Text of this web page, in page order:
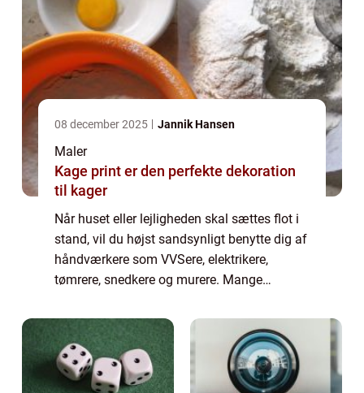
08 december 2025 Jannik Hansen
Maler
Kage print er den perfekte dekoration
til kager
Når huset eller lejligheden skal sættes flot i
stand, vil du højst sandsynligt benytte dig af
håndværkere som VVSere, elektrikere,
tømrere, snedkere og murere. Mange